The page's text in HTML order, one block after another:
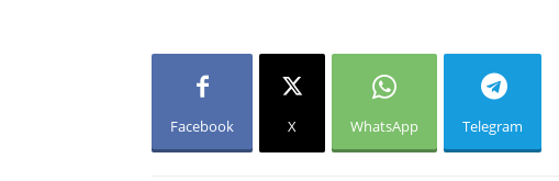
Facebook X WhatsApp Telegram